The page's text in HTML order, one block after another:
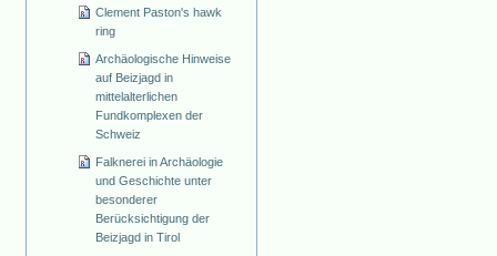
Clement Paston's hawk
ring
Archäologische Hinweise
auf Beizjagd in
mittelalterlichen
Fundkomplexen der
Schweiz
Falknerei in Archäologie
und Geschichte unter
besonderer
Berücksichtigung der
Beizjagd in Tirol